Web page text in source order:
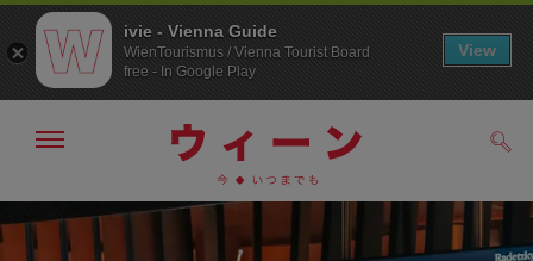
メ
ー
る
ivie - Vienna Guide
WienTourismus / Vienna Tourist Board
free - In Google Play
View